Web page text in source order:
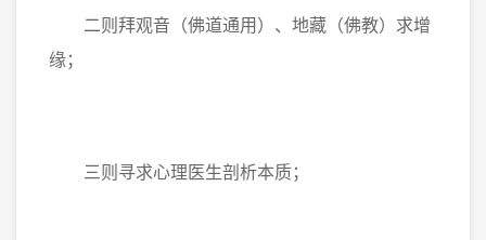
二则拜观音（佛道通用）、地藏（佛教）求增
缘；
三则寻求心理医生剖析本质；